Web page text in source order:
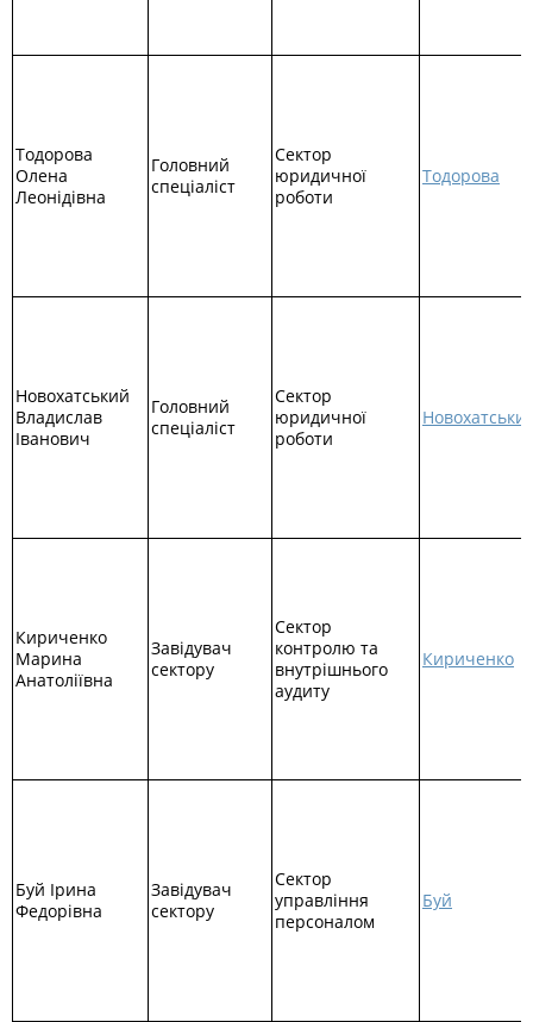
Тодорова
Олена
Леонідівна
Головний
спеціаліст
Сектор
юридичної
роботи
Тодорова
Новохатський
Владислав
Іванович
Головний
спеціаліст
Сектор
юридичної
роботи
Кириченко
Марина
Анатоліївна
Завідувач
сектору
Сектор
контролю та
внутрішнього
аудиту
Кириченко
Буй Ірина
Федорівна
Завідувач
сектору
Сектор
управління
персоналом
Буй